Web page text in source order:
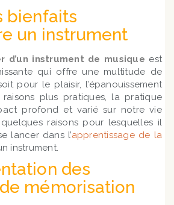
bienfaits
un instrument
d’un instrument de musique est
qui offre une multitude de
pour le plaisir, l’épanouissement
plus pratiques, la pratique
profond et varié sur notre vie
raisons pour lesquelles il
lancer dans l’apprentissage de la
instrument.
des
mémorisation